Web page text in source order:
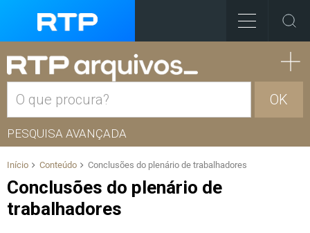
OK
PESQUISA AVANÇADA
Início Conteúdo Conclusões do plenário de trabalhadores
Conclusões do plenário de
trabalhadores